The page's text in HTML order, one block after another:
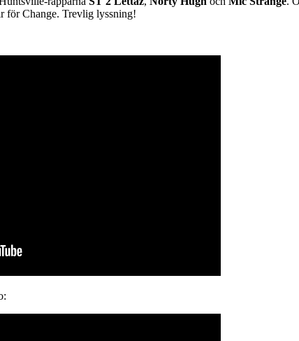
för Change. Trevlig lyssning!